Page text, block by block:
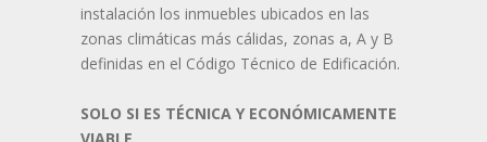
instalación los inmuebles ubicados en las
zonas climáticas más cálidas, zonas a, A y B
definidas en el Código Técnico de Edificación.
SOLO SI ES TÉCNICA Y ECONÓMICAMENTE